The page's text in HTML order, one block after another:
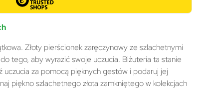
Złoty pierścionek zaręczynowy ze szlachetnymi
tego, aby wyrazić swoje uczucia. Biżuteria ta stanie
uczucia za pomocą pięknych gestów i podaruj jej
piękno szlachetnego złota zamkniętego w kolekcjach